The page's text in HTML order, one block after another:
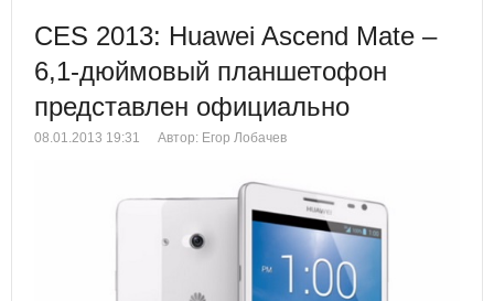
CES 2013: Huawei Ascend Mate –
6,1-дюймовый планшетофон
представлен официально
08.01.2013 19:31 Автор: Егор Лобачев